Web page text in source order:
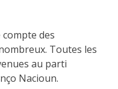
des
Toutes les
au parti
Nacioun.